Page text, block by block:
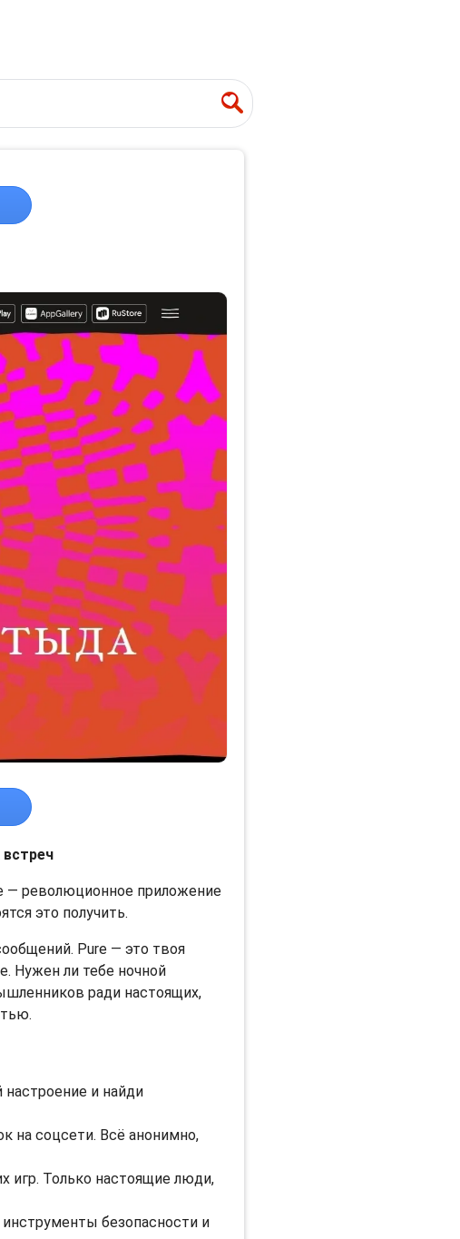
— революционное приложение
это получить.
Pure — это твоя
Нужен ли тебе ночной
ради настоящих,
настроение и найди
на соцсети. Всё анонимно,
игр. Только настоящие люди,
безопасности и